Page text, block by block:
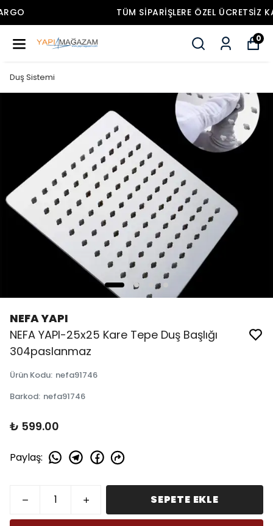
TÜM SIPARIŞLERE ÖZEL ÜCRETSIZ KARGO
0
Duş Sistemi
NEFA YAPI
NEFA YAPI-25x25 Kare Tepe Duş Başlığı
304paslanmaz
Ürün Kodu: nefa91746
Barkod: nefa91746
₺ 599.00
Paylaş:
SEPETE EKLE